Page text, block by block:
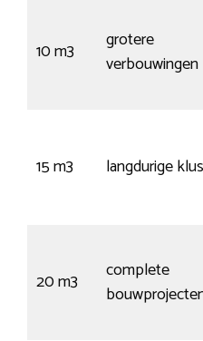
10 m3
grotere
verbouwingen
15 m3 langdurige
20 m3
complete